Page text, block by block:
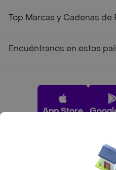
Top Marcas y Cadenas de
Encuéntranos en estos
App Store
Pide tu comida favorita